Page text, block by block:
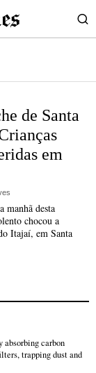
de Santa
em
manhã desta
chocou a
Itajaí, em Santa
carbon
trapping dust and